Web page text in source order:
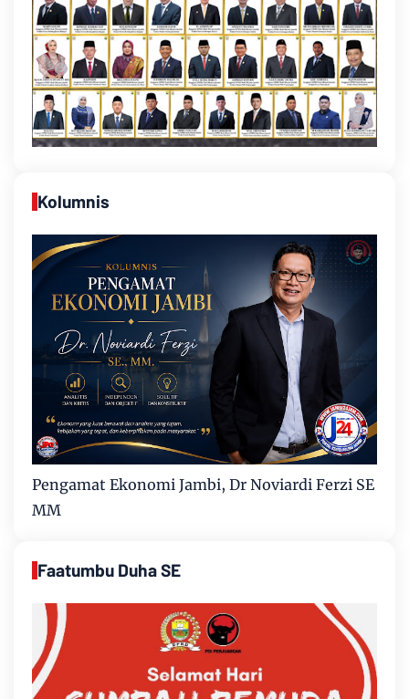
Kolumnis
Pengamat Ekonomi Jambi, Dr Noviardi Ferzi SE
MM
Faatumbu Duha SE